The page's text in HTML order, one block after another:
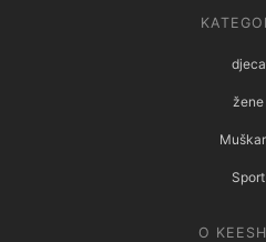
djeca
žene
Sport
O